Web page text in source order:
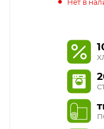
Нет в